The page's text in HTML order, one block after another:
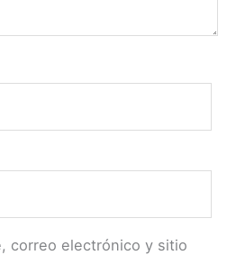
correo electrónico y sitio